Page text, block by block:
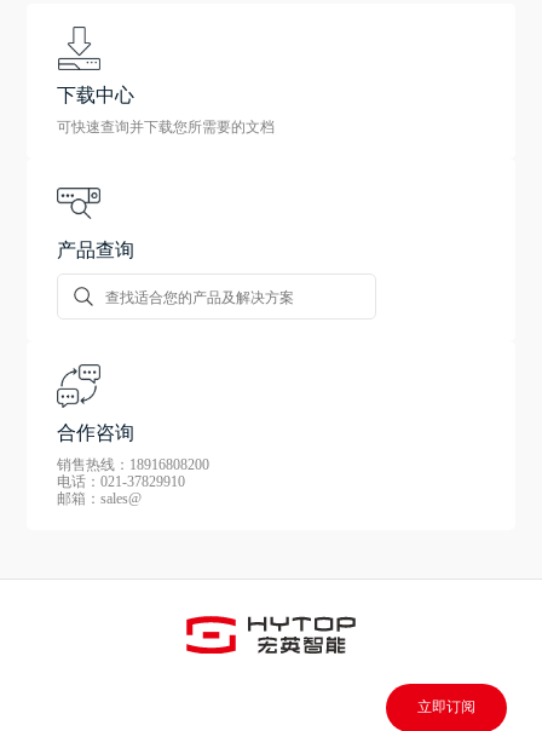
下载中心
可快速查询并下载您所需要的文档
产品查询
合作咨询
销售热线：18916808200
电话：021-37829910
邮箱：sales@
立即订阅